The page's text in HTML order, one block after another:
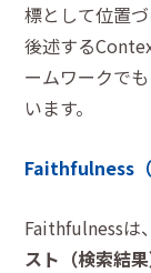
標として位置
後述する
ームワークで
います。
Faithfulness（
Faithfulnessは、
スト（検索結